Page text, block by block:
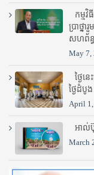
កម្ម
ប្រាថ្ន
សហព័ន្
May 7,
ថ្ងៃន
ថ្ងៃដំបូ
April
អាល់ប៊ុ
March